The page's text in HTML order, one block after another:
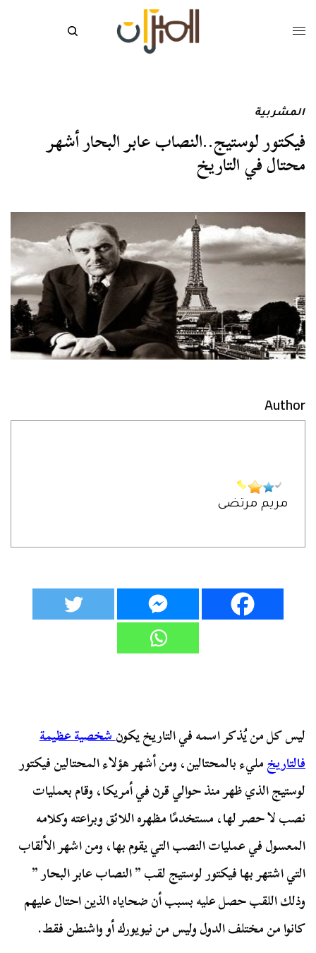
المشربية
فيكتور لوستيج..النصاب عابر البحار أشهر
محتال في التاريخ
Author
مريم مرتضى
ليس كل من يُذكر اسمه في التاريخ يكونشخصية عظيمة
فالتاريخمليء بالمحتالين، ومن أشهر هؤلاء المحتالين فيكتور
لوستيج الذي ظهر منذ حوالي قرن في أمريكا، وقام بعمليات
نصب لا حصر لها، مستخدمًا مظهره اللائق وبراعته وكلامه
المعسول في عمليات النصب التي يقوم بها، ومن اشهر الألقاب
التي اشتهر بها فيكتور لوستيج لقب ” النصاب عابر البحار ”
وذلك اللقب حصل عليه بسبب أن ضحاياه الذين احتال عليهم
كانوا من مختلف الدول وليس من نيويورك أو واشنطن فقط.